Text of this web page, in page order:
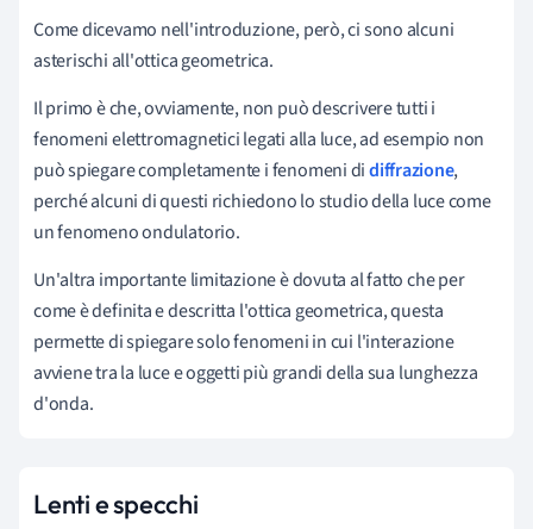
Come dicevamo nell'introduzione, però, ci sono alcuni
asterischi all'ottica geometrica.
Il primo è che, ovviamente, non può descrivere tutti i
fenomeni elettromagnetici legati alla luce, ad esempio non
può spiegare completamente i fenomeni didiffrazione,
perché alcuni di questi richiedono lo studio della luce come
un fenomeno ondulatorio.
Un'altra importante limitazione è dovuta al fatto che per
come è definita e descritta l'ottica geometrica, questa
permette di spiegare solo fenomeni in cui l'interazione
avviene tra la luce e oggetti più grandi della sua lunghezza
d'onda.
Lenti e specchi